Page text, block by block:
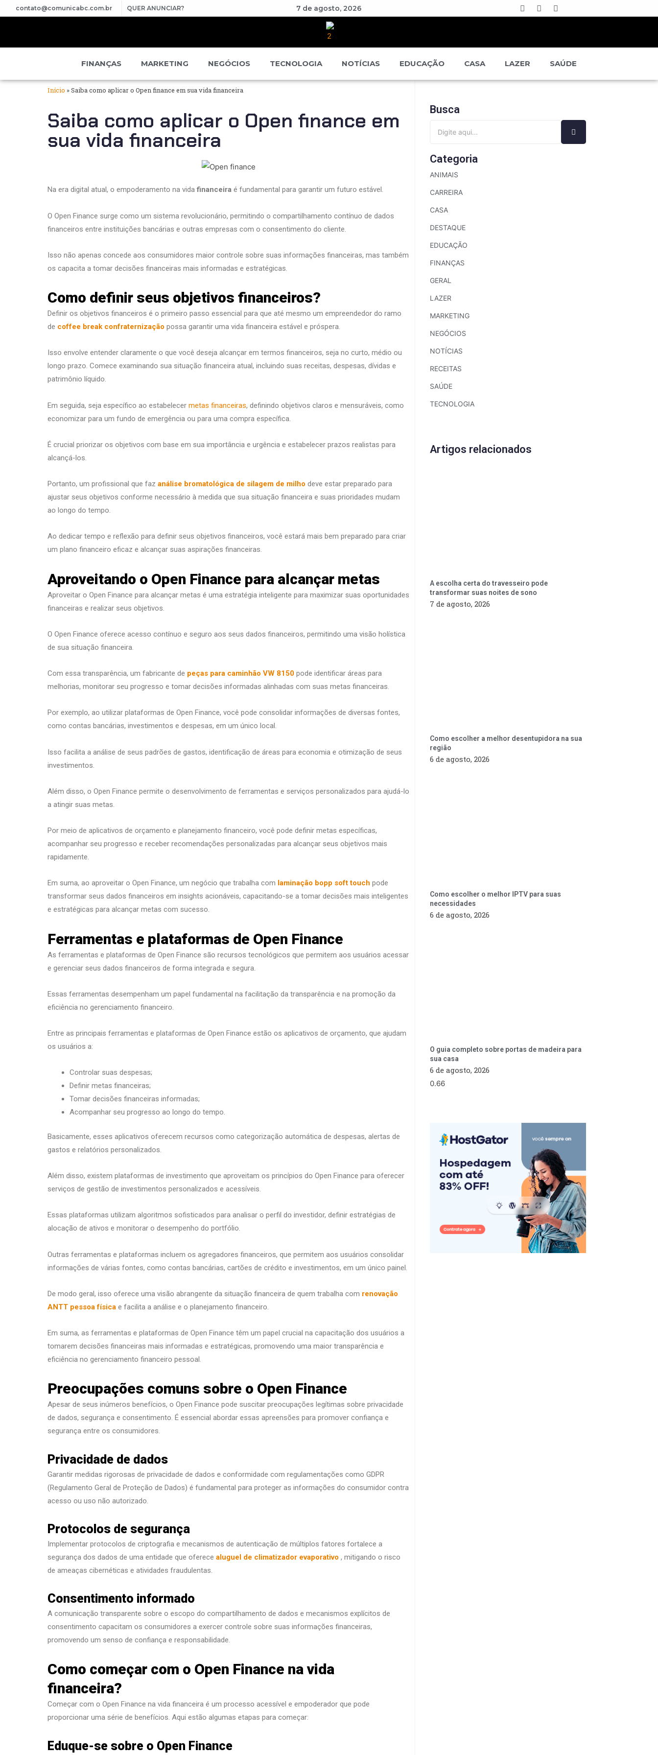
contato@comunicabc.com.br QUER ANUNCIAR? 7 de agosto, 2026
FINANÇAS MARKETING NEGÓCIOS TECNOLOGIA NOTÍCIAS EDUCAÇÃO CASA LAZER SAÚDE
Início »Saiba como aplicar o Open finance em sua vida financeira
Saiba como aplicar o Open finance em
sua vida financeira
Na era digital atual, o empoderamento na vidafinanceira é fundamental para garantir um futuro estável.
O Open Finance surge como um sistema revolucionário, permitindo o compartilhamento contínuo de dados
financeiros entre instituições bancárias e outras empresas com o consentimento do cliente.
Isso não apenas concede aos consumidores maior controle sobre suas informações financeiras, mas também
os capacita a tomar decisões financeiras mais informadas e estratégicas.
Como definir seus objetivos financeiros?
Definir os objetivos financeiros é o primeiro passo essencial para que até mesmo um empreendedor do ramo
de coffee break confraternização possa garantir uma vida financeira estável e próspera.
Isso envolve entender claramente o que você deseja alcançar em termos financeiros, seja no curto, médio ou
longo prazo. Comece examinando sua situação financeira atual, incluindo suas receitas, despesas, dívidas e
patrimônio líquido.
Em seguida, seja específico ao estabelecer metas financeiras, definindo objetivos claros e mensuráveis, como
economizar para um fundo de emergência ou para uma compra específica.
É crucial priorizar os objetivos com base em sua importância e urgência e estabelecer prazos realistas para
alcançá-los.
Portanto, um profissional que faz análise bromatológica de silagem de milho deve estar preparado para
ajustar seus objetivos conforme necessário à medida que sua situação financeira e suas prioridades mudam
ao longo do tempo.
Ao dedicar tempo e reflexão para definir seus objetivos financeiros, você estará mais bem preparado para criar
um plano financeiro eficaz e alcançar suas aspirações financeiras.
Aproveitando o Open Finance para alcançar metas
Aproveitar o Open Finance para alcançar metas é uma estratégia inteligente para maximizar suas oportunidades
financeiras e realizar seus objetivos.
O Open Finance oferece acesso contínuo e seguro aos seus dados financeiros, permitindo uma visão holística
de sua situação financeira.
Com essa transparência, um fabricante de peças para caminhão VW 8150 pode identificar áreas para
melhorias, monitorar seu progresso e tomar decisões informadas alinhadas com suas metas financeiras.
Por exemplo, ao utilizar plataformas de Open Finance, você pode consolidar informações de diversas fontes,
como contas bancárias, investimentos e despesas, em um único local.
Isso facilita a análise de seus padrões de gastos, identificação de áreas para economia e otimização de seus
investimentos.
Além disso, o Open Finance permite o desenvolvimento de ferramentas e serviços personalizados para ajudá-lo
a atingir suas metas.
Por meio de aplicativos de orçamento e planejamento financeiro, você pode definir metas específicas,
acompanhar seu progresso e receber recomendações personalizadas para alcançar seus objetivos mais
rapidamente.
Em suma, ao aproveitar o Open Finance, um negócio que trabalha com laminação bopp soft touch pode
transformar seus dados financeiros em insights acionáveis, capacitando-se a tomar decisões mais inteligentes
e estratégicas para alcançar metas com sucesso.
Ferramentas e plataformas de Open Finance
As ferramentas e plataformas de Open Finance são recursos tecnológicos que permitem aos usuários acessar
e gerenciar seus dados financeiros de forma integrada e segura.
Essas ferramentas desempenham um papel fundamental na facilitação da transparência e na promoção da
eficiência no gerenciamento financeiro.
Entre as principais ferramentas e plataformas de Open Finance estão os aplicativos de orçamento, que ajudam
os usuários a:
Controlar suas despesas;
Definir metas financeiras;
Tomar decisões financeiras informadas;
Acompanhar seu progresso ao longo do tempo.
Basicamente, esses aplicativos oferecem recursos como categorização automática de despesas, alertas de
gastos e relatórios personalizados.
Além disso, existem plataformas de investimento que aproveitam os princípios do Open Finance para oferecer
serviços de gestão de investimentos personalizados e acessíveis.
Essas plataformas utilizam algoritmos sofisticados para analisar o perfil do investidor, definir estratégias de
alocação de ativos e monitorar o desempenho do portfólio.
Outras ferramentas e plataformas incluem os agregadores financeiros, que permitem aos usuários consolidar
informações de várias fontes, como contas bancárias, cartões de crédito e investimentos, em um único painel.
De modo geral, isso oferece uma visão abrangente da situação financeira de quem trabalha com renovação
ANTT pessoa física e facilita a análise e o planejamento financeiro.
Em suma, as ferramentas e plataformas de Open Finance têm um papel crucial na capacitação dos usuários a
tomarem decisões financeiras mais informadas e estratégicas, promovendo uma maior transparência e
eficiência no gerenciamento financeiro pessoal.
Preocupações comuns sobre o Open Finance
Apesar de seus inúmeros benefícios, o Open Finance pode suscitar preocupações legítimas sobre privacidade
de dados, segurança e consentimento. É essencial abordar essas apreensões para promover confiança e
segurança entre os consumidores.
Privacidade de dados
Garantir medidas rigorosas de privacidade de dados e conformidade com regulamentações como GDPR
(Regulamento Geral de Proteção de Dados) é fundamental para proteger as informações do consumidor contra
acesso ou uso não autorizado.
Protocolos de segurança
Implementar protocolos de criptografia e mecanismos de autenticação de múltiplos fatores fortalece a
segurança dos dados de uma entidade que oferece aluguel de climatizador evaporativo , mitigando o risco
de ameaças cibernéticas e atividades fraudulentas.
Consentimento informado
A comunicação transparente sobre o escopo do compartilhamento de dados e mecanismos explícitos de
consentimento capacitam os consumidores a exercer controle sobre suas informações financeiras,
promovendo um senso de confiança e responsabilidade.
Como começar com o Open Finance na vida
financeira?
Começar com o Open Finance na vida financeira é um processo acessível e empoderador que pode
proporcionar uma série de benefícios. Aqui estão algumas etapas para começar:
Eduque-se sobre o Open Finance
Busca
Categoria
ANIMAIS
CARREIRA
CASA
DESTAQUE
EDUCAÇÃO
FINANÇAS
GERAL
LAZER
MARKETING
NEGÓCIOS
NOTÍCIAS
RECEITAS
SAÚDE
TECNOLOGIA
Artigos relacionados
A escolha certa do travesseiro pode
transformar suas noites de sono
7 de agosto, 2026
Como escolher a melhor desentupidora na sua
região
6 de agosto, 2026
Como escolher o melhor IPTV para suas
necessidades
6 de agosto, 2026
O guia completo sobre portas de madeira para
sua casa
6 de agosto, 2026